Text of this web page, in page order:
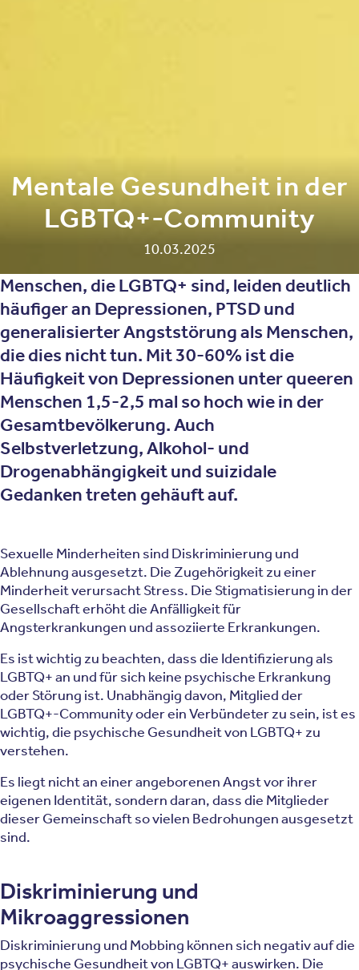
Mentale Gesundheit in der
LGBTQ+-Community
10.03.2025
Menschen, die LGBTQ+ sind, leiden deutlich
häufiger an Depressionen, PTSD und
generalisierter Angststörung als Menschen,
die dies nicht tun. Mit 30-60% ist die
Häufigkeit von Depressionen unter queeren
Menschen 1,5-2,5 mal so hoch wie in der
Gesamtbevölkerung. Auch
Selbstverletzung, Alkohol- und
Drogenabhängigkeit und suizidale
Gedanken treten gehäuft auf.
Sexuelle Minderheiten sind Diskriminierung und
Ablehnung ausgesetzt. Die Zugehörigkeit zu einer
Minderheit verursacht Stress. Die Stigmatisierung in der
Gesellschaft erhöht die Anfälligkeit für
Angsterkrankungen und assoziierte Erkrankungen.
Es ist wichtig zu beachten, dass die Identifizierung als
LGBTQ+ an und für sich keine psychische Erkrankung
oder Störung ist. Unabhängig davon, Mitglied der
LGBTQ+-Community oder ein Verbündeter zu sein, ist es
wichtig, die psychische Gesundheit von LGBTQ+ zu
verstehen.
Es liegt nicht an einer angeborenen Angst vor ihrer
eigenen Identität, sondern daran, dass die Mitglieder
dieser Gemeinschaft so vielen Bedrohungen ausgesetzt
sind.
Diskriminierung und
Mikroaggressionen
Diskriminierung und Mobbing können sich negativ auf die
psychische Gesundheit von LGBTQ+ auswirken. Die